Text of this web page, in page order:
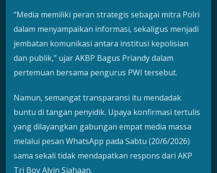
“Media memiliki peran strategis sebagai mitra Polri
dalam menyampaikan informasi, sekaligus menjadi
jembatan komunikasi antara institusi kepolisian
dan publik,” ujar AKBP Bagus Priandy dalam
pertemuan bersama pengurus PWI tersebut.
Namun, semangat transparansi itu mendadak
buntu di tangan penyidik. Upaya konfirmasi tertulis
yang dilayangkan gabungan empat media massa
melalui pesan WhatsApp pada Sabtu (20/6/2026)
sama sekali tidak mendapatkan respons dari AKP
Tri Boy Alvin Siahaan.